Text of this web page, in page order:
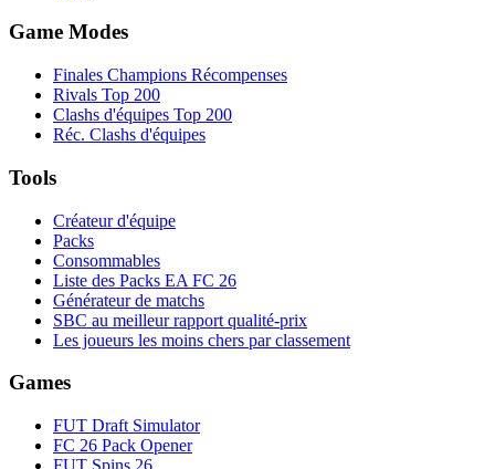
Game Modes
Finales Champions Récompenses
Rivals Top 200
Clashs d'équipes Top 200
Réc. Clashs d'équipes
Tools
Créateur d'équipe
Packs
Consommables
Liste des Packs EA FC 26
Générateur de matchs
SBC au meilleur rapport qualité-prix
Les joueurs les moins chers par classement
Games
FUT Draft Simulator
FC 26 Pack Opener
FUT Spins 26